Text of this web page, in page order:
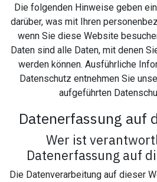
Die folgenden Hinweise geben
darüber, was mit Ihren
wenn Sie diese Website
Daten sind alle Daten, mit denen
werden können. Ausführliche
Datenschutz entnehmen Sie
aufgeführten
Datenerfassung auf
Wer ist
Datenerfassung auf
Die Datenverarbeitung auf dieser